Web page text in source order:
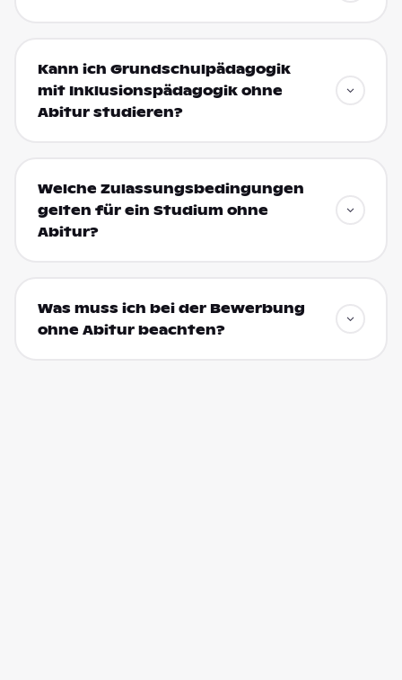
Kann ich Grundschulpädagogik
mit Inklusionspädagogik ohne
Abitur studieren?
Welche Zulassungsbedingungen
gelten für ein Studium ohne
Abitur?
Was muss ich bei der Bewerbung
ohne Abitur beachten?